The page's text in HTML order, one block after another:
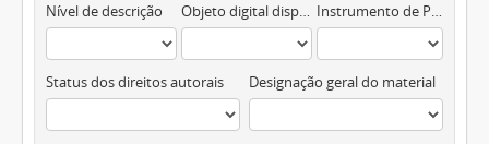
Nível de descrição Objeto digital disponível Instrumento de Pesquisa
Status dos direitos autorais Designação geral do material